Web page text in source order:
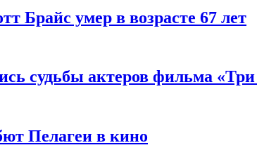
Брайс умер в возрасте 67 лет
судьбы актеров фильма
Пелагеи в кино